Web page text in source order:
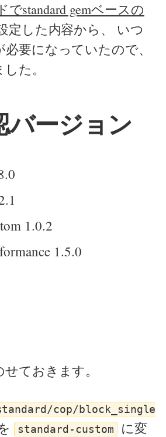
でstandard gemベースの
定した内容から、 いつ
要になっていたので、
た。
バージョン
1.0.2
1.5.0
ておきます。
cop/block_single
standard-custom に変